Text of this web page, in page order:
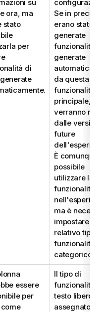
su
ora, ma
stato
per
di
Se in
erano state
generate
funzionalità
generate
da questa
funzionalità
principale,
verranno
dalle versioni
future
È comunque
possibile
utilizzare la
funzionalità
ma è
impostare il
relativo tipo di
funzionalità su
categorico.
essere
per
Il tipo di
funzionalità di
testo libero
assegnato alla